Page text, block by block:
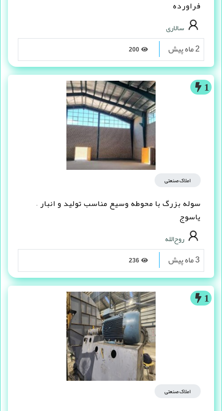
فراورده
سالاری
2 ماه پیش
1
املاک صنعتی
سوله بزرگ با محوطه وسیع مناسب تولید و انبار –
یاسوج
روح‌الله
3 ماه پیش
1
املاک صنعتی